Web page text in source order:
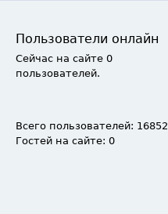
Пользователи онлайн
Сейчас на сайте 0
пользователей.
Всего пользователей: 16852
Гостей на сайте: 0